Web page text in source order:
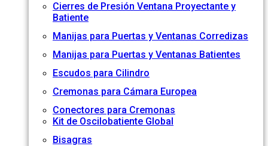
Cierres de Presión Ventana Proyectante y
Batiente
Manijas para Puertas y Ventanas Corredizas
Manijas para Puertas y Ventanas Batientes
Escudos para Cilindro
Cremonas para Cámara Europea
Conectores para Cremonas
Kit de Oscilobatiente Global
Bisagras